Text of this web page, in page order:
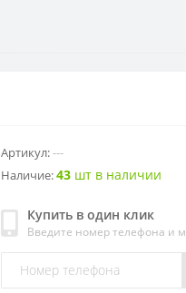
Артикул:---
Наличие:43 шт в наличии
Купить в один клик
Введите номер телефона и